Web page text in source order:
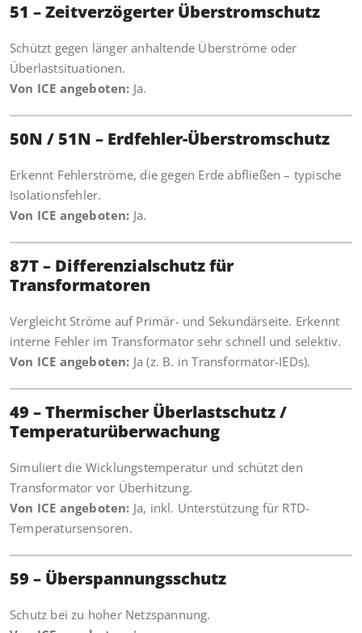
51 – Zeitverzögerter Überstromschutz
Schützt gegen länger anhaltende Überströme oder
Überlastsituationen.
Von ICE angeboten: Ja.
50N / 51N – Erdfehler-Überstromschutz
Erkennt Fehlerströme, die gegen Erde abfließen – typische
Isolationsfehler.
Von ICE angeboten: Ja.
87T – Differenzialschutz für
Transformatoren
Vergleicht Ströme auf Primär- und Sekundärseite. Erkennt
interne Fehler im Transformator sehr schnell und selektiv.
Von ICE angeboten: Ja (z. B. in Transformator-IEDs).
49 – Thermischer Überlastschutz /
Temperaturüberwachung
Simuliert die Wicklungstemperatur und schützt den
Transformator vor Überhitzung.
Von ICE angeboten: Ja, inkl. Unterstützung für RTD-
Temperatursensoren.
59 – Überspannungsschutz
Schutz bei zu hoher Netzspannung.